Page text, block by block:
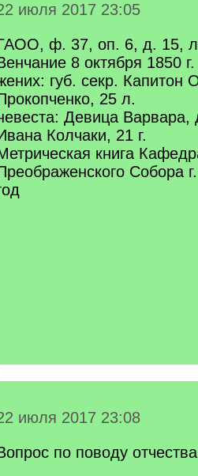
июля 2017 23:05
ф. 37, оп. 6, д. 15,
8 октября 1850 г.
губ. секр. Капитон
25 л.
Девица Варвара,
Колчаки, 21 г.
книга
Собора
июля 2017 23:08
по поводу